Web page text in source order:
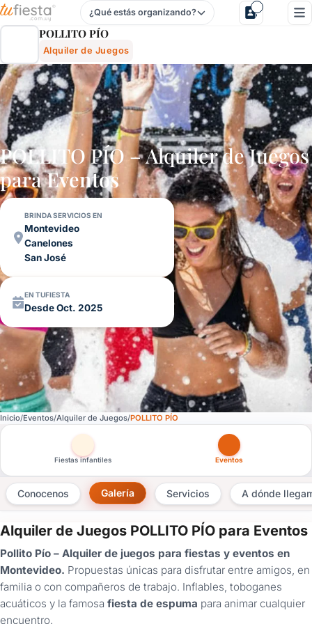
Pollito PÍo - Alquiler De Juegos Para Fiestas Infantiles Y
¿Qué estás organizando?
POLLITO PÍO
Alquiler de Juegos
POLLITO PÍO – Alquiler de Juegos
paraEventos
BRINDA SERVICIOS EN
Montevideo
Canelones
San José
EN TUFIESTA
Desde Oct. 2025
Inicio Eventos Alquiler de Juegos POLLITO PÍO
Otras versiones de esta ficha por tipo de festejo
Fiestas infantiles Eventos
Conocenos Galería Servicios A dónde
Alquiler de Juegos POLLITO PÍO para Eventos
Pollito Pío – Alquiler de juegos para fiestas y eventos en
Montevideo. Propuestas únicas para disfrutar entre amigos, en
familia o con compañeros de trabajo. Inflables, toboganes
acuáticos y la famosa fiesta de espuma para animar cualquier
encuentro.
×
Consultar
¿Ya
tenés
cuenta?